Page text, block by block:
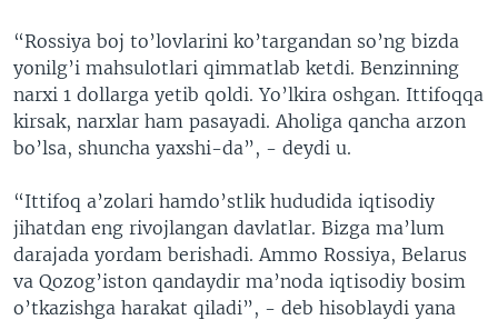
“Rossiya boj to’lovlarini ko’targandan so’ng bizda
yonilg’i mahsulotlari qimmatlab ketdi. Benzinning
narxi 1 dollarga yetib qoldi. Yo’lkira oshgan. Ittifoqqa
kirsak, narxlar ham pasayadi. Aholiga qancha arzon
bo’lsa, shuncha yaxshi-da”, - deydi u.
“Ittifoq a’zolari hamdo’stlik hududida iqtisodiy
jihatdan eng rivojlangan davlatlar. Bizga ma’lum
darajada yordam berishadi. Ammo Rossiya, Belarus
va Qozog’iston qandaydir ma’noda iqtisodiy bosim
o’tkazishga harakat qiladi”, - deb hisoblaydi yana